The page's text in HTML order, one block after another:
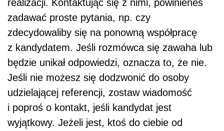
realizacji. Kontaktując się z nimi, powinieneś
zadawać proste pytania, np. czy
zdecydowaliby się na ponowną współpracę
z kandydatem. Jeśli rozmówca się zawaha lub
będzie unikał odpowiedzi, oznacza to, że nie.
Jeśli nie możesz się dodzwonić do osoby
udzielającej referencji, zostaw wiadomość
i poproś o kontakt, jeśli kandydat jest
wyjątkowy. Jeżeli jest, ktoś do ciebie od